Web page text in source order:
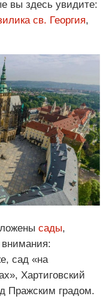
вы здесь увидите:
св. Георгия,
сады,
внимания:
сад «на
Хартиговский
Пражским градом.